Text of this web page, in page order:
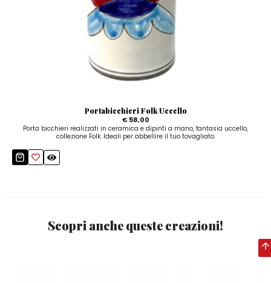
Portabicchieri Folk Uccello
€ 58,00
Porta bicchieri realizzati in ceramica e dipinti a mano, fantasia uccello,
collezione Folk. Ideali per abbellire il tuo tovagliato.
Scopri anche queste creazioni!